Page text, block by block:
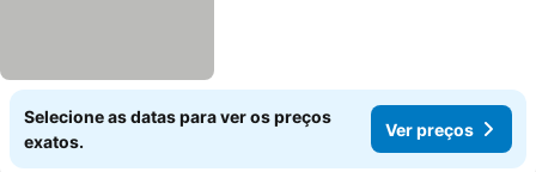
Selecione as datas para ver os preços
exatos.
Ver preços